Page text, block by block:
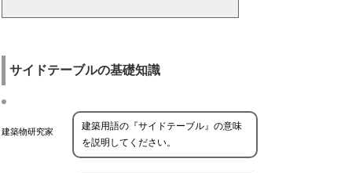
サイドテーブルの基礎知識
建築物研究家
建築用語の『サイドテーブル』の意味
を説明してください。